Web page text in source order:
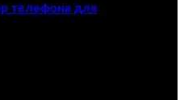
телефона для